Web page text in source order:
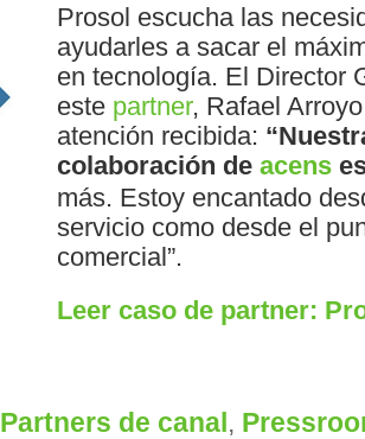
Prosol escucha las
ayudarles a sacar el
en tecnología. El Director
este partner, Rafael
atención recibida:
colaboración de acens
más. Estoy encantado
servicio como desde el
comercial”.
Leer caso de partner:
Partners de canal,